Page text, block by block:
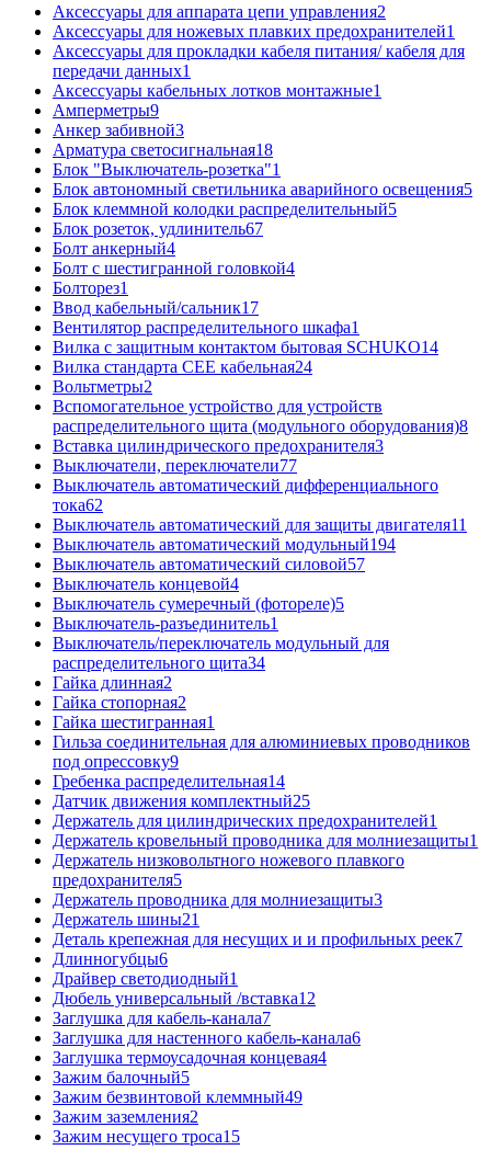
Аксессуары для аппарата цепи управления2
Аксессуары для ножевых плавких предохранителей1
Аксессуары для прокладки кабеля питания/ кабеля для
передачи данных1
Аксессуары кабельных лотков монтажные1
Амперметры9
Анкер забивной3
Арматура светосигнальная18
Блок "Выключатель-розетка"1
Блок автономный светильника аварийного освещения5
Блок клеммной колодки распределительный5
Блок розеток, удлинитель67
Болт анкерный4
Болт с шестигранной головкой4
Болторез1
Ввод кабельный/сальник17
Вентилятор распределительного шкафа1
Вилка с защитным контактом бытовая SCHUKO14
Вилка стандарта CEE кабельная24
Вольтметры2
Вспомогательное устройство для устройств
распределительного щита (модульного оборудования)8
Вставка цилиндрического предохранителя3
Выключатели, переключатели77
Выключатель автоматический дифференциального
тока62
Выключатель автоматический для защиты двигателя11
Выключатель автоматический модульный194
Выключатель автоматический силовой57
Выключатель концевой4
Выключатель сумеречный (фотореле)5
Выключатель-разъединитель1
Выключатель/переключатель модульный для
распределительного щита34
Гайка длинная2
Гайка стопорная2
Гайка шестигранная1
Гильза соединительная для алюминиевых проводников
под опрессовку9
Гребенка распределительная14
Датчик движения комплектный25
Держатель для цилиндрических предохранителей1
Держатель кровельный проводника для молниезащиты1
Держатель низковольтного ножевого плавкого
предохранителя5
Держатель проводника для молниезащиты3
Держатель шины21
Деталь крепежная для несущих и и профильных реек7
Длинногубцы6
Драйвер светодиодный1
Дюбель универсальный /вставка12
Заглушка для кабель-канала7
Заглушка для настенного кабель-канала6
Заглушка термоусадочная концевая4
Зажим балочный5
Зажим безвинтовой клеммный49
Зажим заземления2
Зажим несущего троса15